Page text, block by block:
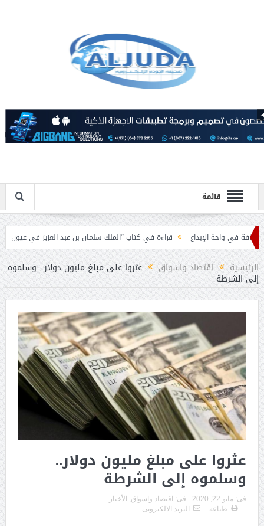
قائمة
الإبداع
قراءة في كتاب “الملك سلمان بن عبد العزيز في عيون الباحثين
بمناسبة عيد الفطرالرئيسية اقتصاد واسواق عثروا على مبلغ مليون دولار.. وسلموه
إلى الشرطة
عثروا على مبلغ مليون دولار..
وسلموه إلى الشرطة
فى: مايو 22, 2020 فى: اقتصاد واسواق الأخبار
طباعة
البريد الالكترونى